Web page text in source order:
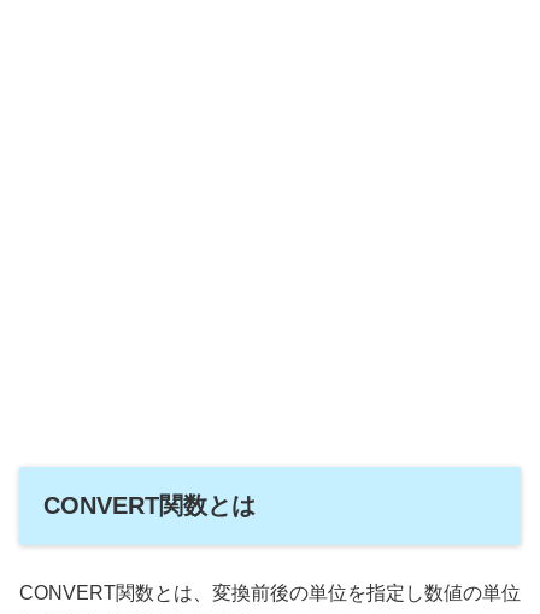
CONVERT関数とは
CONVERT関数とは、変換前後の単位を指定し数値の単位